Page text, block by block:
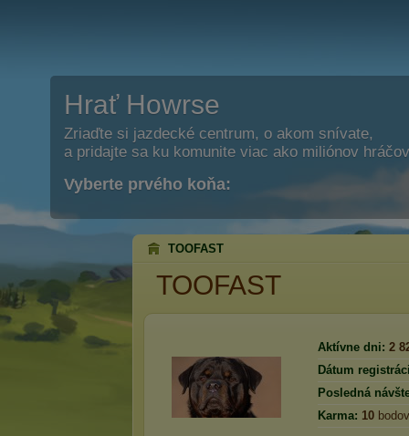
Hrať Howrse
Zriaďte si jazdecké centrum, o akom snívate,
a pridajte sa ku komunite viac ako miliónov
Vyberte prvého koňa:
TOOFAST
TOOFAST
Aktívne dni: 2
Dátum
Posledná
Karma: 10 bodov